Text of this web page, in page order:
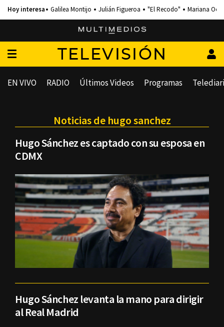
Galilea Montijo Julián Figueroa "El Recodo" Mariana
TELEVISIÓN
EN VIVO RADIO Últimos Videos Programas
Noticias de hugo sanchez
Hugo Sánchez es captado con su esposa en
CDMX
Hugo Sánchez levanta la mano para dirigir
al Real Madrid